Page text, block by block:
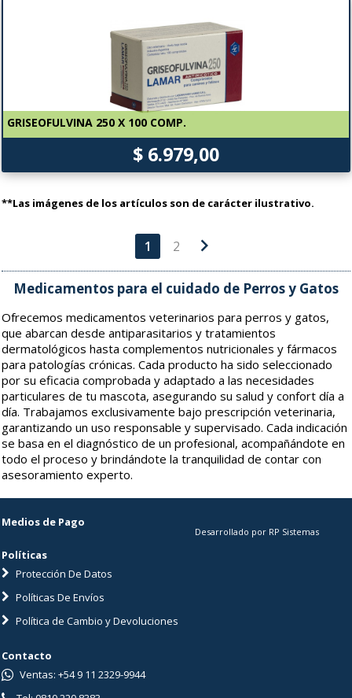
GRISEOFULVINA 250 X 100 COMP.
$ 6.979,00
**Las imágenes de los artículos son de carácter ilustrativo.
1 2 chevron_right
Medicamentos para el cuidado de Perros y Gatos
Ofrecemos medicamentos veterinarios para perros y gatos,
que abarcan desde antiparasitarios y tratamientos
dermatológicos hasta complementos nutricionales y fármacos
para patologías crónicas. Cada producto ha sido seleccionado
por su eficacia comprobada y adaptado a las necesidades
particulares de tu mascota, asegurando su salud y confort día a
día. Trabajamos exclusivamente bajo prescripción veterinaria,
garantizando un uso responsable y supervisado. Cada indicación
se basa en el diagnóstico de un profesional, acompañándote en
todo el proceso y brindándote la tranquilidad de contar con
asesoramiento experto.
Medios de Pago
Políticas
Protección De Datos
Políticas De Envíos
Política de Cambio y Devoluciones
Desarrollado por RP Sistemas
Contacto
Ventas: +54 9 11 2329-9944